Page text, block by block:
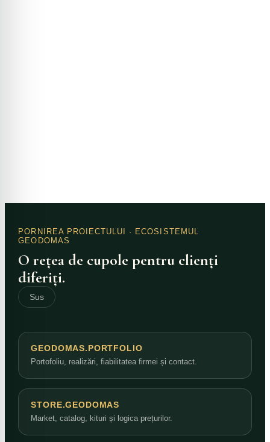
PORNIREA PROIECTULUI
· ECOSISTEMUL
GEODOMAS
O rețea de cupole pentru clienți
diferiți.
Sus
GEODOMAS.PORTFOLIO
Portofoliu, realizări, fiabilitatea firmei și contact.
STORE.GEODOMAS
Market, catalog, kituri și logica prețurilor.